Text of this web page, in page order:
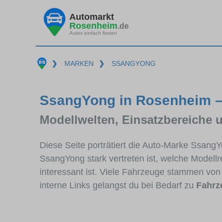
Automarkt
Rosenheim.de
Autos einfach finden
❯ MARKEN ❯ SSANGYONG
SsangYong in Rosenheim
Modellwelten, Einsatzbereiche
Diese Seite porträtiert die Auto-Marke
SsangYong stark vertreten ist, welche
interessant ist. Viele Fahrzeuge stammen
interne Links gelangst du bei Bedarf zu